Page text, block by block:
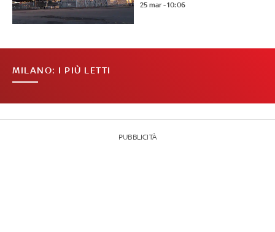
25 mar - 10:06
MILANO: I PIÙ LETTI
PUBBLICITÀ